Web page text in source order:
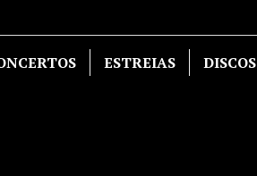
ESTREIAS DISCOS